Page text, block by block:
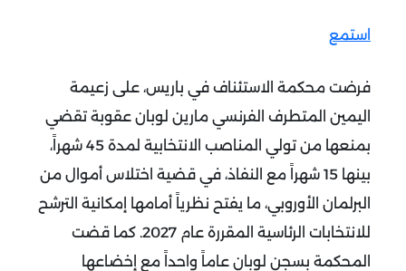
استمع
فرضت محكمة الاستئناف في باريس، على زعيمة
اليمين المتطرف الفرنسي مارين لوبان عقوبة تقضي
بمنعها من تولي المناصب الانتخابية لمدة 45 شهراً،
بينها 15 شهراً مع النفاذ، في قضية اختلاس أموال من
البرلمان الأوروبي، ما يفتح نظرياً أمامها إمكانية الترشح
للانتخابات الرئاسية المقررة عام 2027. كما قضت
المحكمة بسجن لوبان عاماً واحداً مع إخضاعها